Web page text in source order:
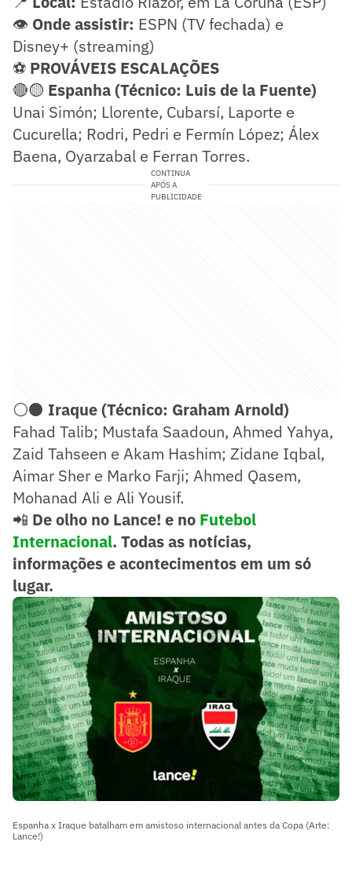
👁️ Onde assistir: ESPN (TV fechada) e
Disney+ (streaming)
⚽ PROVÁVEIS ESCALAÇÕES
🔴🟡 Espanha (Técnico: Luis de la Fuente)
Unai Simón; Llorente, Cubarsí, Laporte e
Cucurella; Rodri, Pedri e Fermín López; Álex
Baena, Oyarzabal e Ferran Torres.
CONTINUA
APÓS A
PUBLICIDADE
⚪⚫ Iraque (Técnico: Graham Arnold)
Fahad Talib; Mustafa Saadoun, Ahmed Yahya,
Zaid Tahseen e Akam Hashim; Zidane Iqbal,
Aimar Sher e Marko Farji; Ahmed Qasem,
Mohanad Ali e Ali Yousif.
📲 De olho no Lance! e no Futebol
Internacional. Todas as notícias,
informações e acontecimentos em um só
lugar.
Espanha x Iraque batalham em amistoso internacional antes da Copa (Arte:
Lance!)